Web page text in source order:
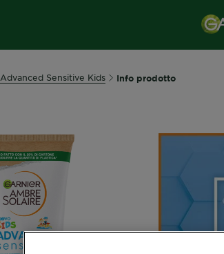
Advanced Sensitive Kids Info prodotto